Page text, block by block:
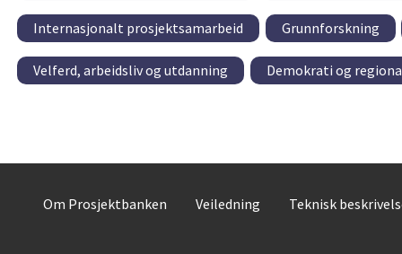
Internasjonalt prosjektsamarbeid Grunnforskning
Velferd, arbeidsliv og utdanning Demokrati og
Om Prosjektbanken Veiledning Teknisk